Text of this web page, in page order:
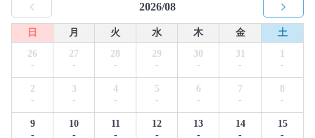
2026/08
日 月 火 水 木 金
土
26
-
27
-
28
-
29
-
30
-
31
-
1
-
2
-
3
-
4
-
5
-
6
-
7
-
8
-
9
-
10
-
11
-
12
-
13
-
14
-
15
-